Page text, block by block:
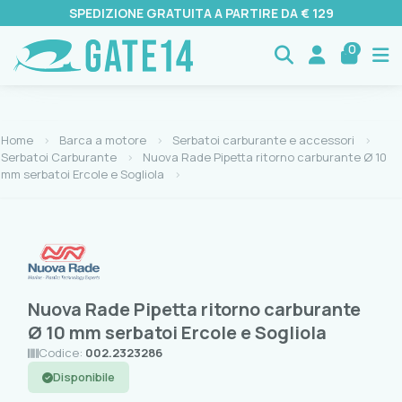
SPEDIZIONE GRATUITA A PARTIRE DA € 129
0
Home Barca a motore
Serbatoi carburante e accessori
Serbatoi Carburante
Nuova Rade Pipetta ritorno carburante Ø 10
mm serbatoi Ercole e Sogliola
Nuova Rade Pipetta ritorno carburante
Ø 10 mm serbatoi Ercole e Sogliola
Codice: 002.2323286
Disponibile